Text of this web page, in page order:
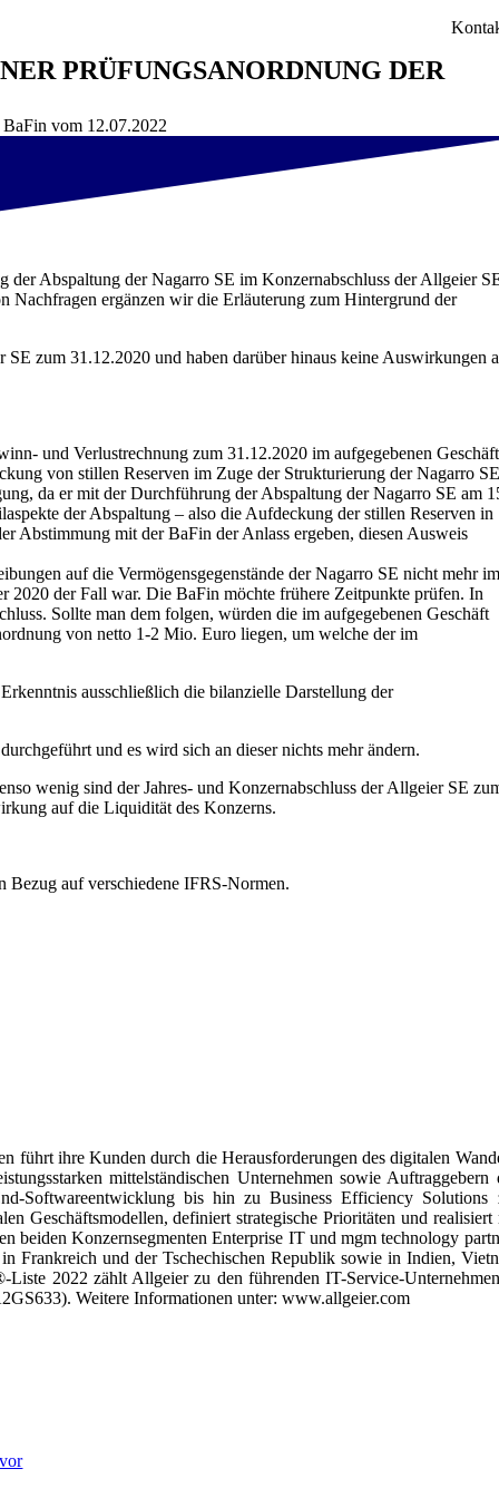
PRÜFUNGSANORDNUNG DER
vom 12.07.2022
Abspaltung der Nagarro SE im Konzernabschluss der Allgeier
ergänzen wir die Erläuterung zum Hintergrund der
zum 31.12.2020 und haben darüber hinaus keine Auswirkungen
und Verlustrechnung zum 31.12.2020 im aufgegebenen Geschäft
von stillen Reserven im Zuge der Strukturierung der Nagarro
da er mit der Durchführung der Abspaltung der Nagarro SE am
der Abspaltung – also die Aufdeckung der stillen Reserven in
Abstimmung mit der BaFin der Anlass ergeben, diesen Ausweis
auf die Vermögensgegenstände der Nagarro SE nicht mehr
2020 der Fall war. Die BaFin möchte frühere Zeitpunkte prüfen. In
Sollte man dem folgen, würden die im aufgegebenen Geschäft
von netto 1-2 Mio. Euro liegen, um welche der im
ausschließlich die bilanzielle Darstellung der
und es wird sich an dieser nichts mehr ändern.
wenig sind der Jahres- und Konzernabschluss der Allgeier SE
auf die Liquidität des Konzerns.
Bezug auf verschiedene IFRS-Normen.
führt ihre Kunden durch die Herausforderungen des digitalen
mittelständischen Unternehmen sowie Auftraggebern
Softwareentwicklung bis hin zu Business Efficiency Solutions
Geschäftsmodellen, definiert strategische Prioritäten und realisiert
beiden Konzernsegmenten Enterprise IT und mgm technology
Frankreich und der Tschechischen Republik sowie in Indien,
2022 zählt Allgeier zu den führenden IT-Service-
Weitere Informationen unter: www.allgeier.com